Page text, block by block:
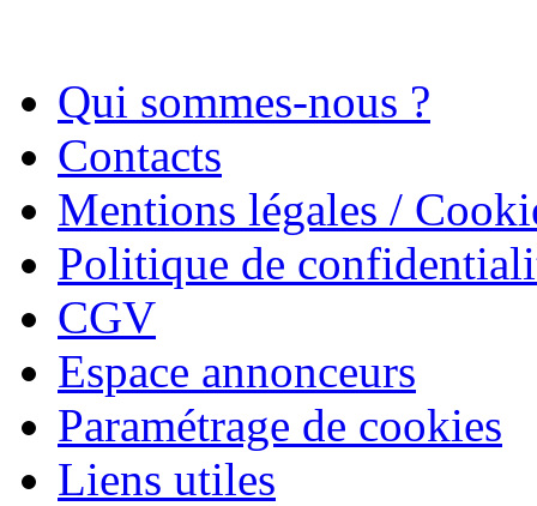
Qui sommes-nous ?
Contacts
Mentions légales /
Politique de
CGV
Espace annonceurs
Paramétrage de cookies
Liens utiles